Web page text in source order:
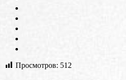
Просмотров: 512